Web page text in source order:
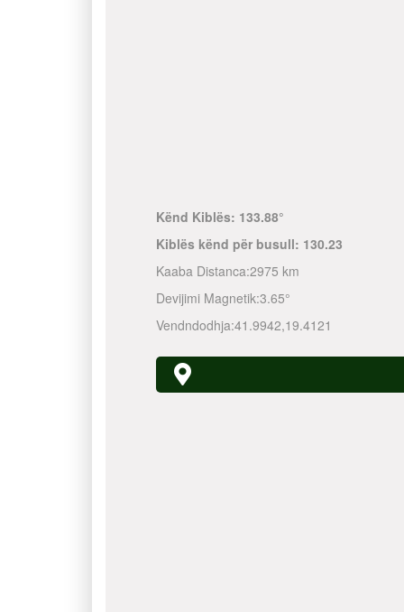
Kënd Kiblës: 133.88°
Kiblës kënd për busull: 130.23
Kaaba Distanca:2975 km
Devijimi Magnetik:3.65°
Vendndodhja:41.9942,19.4121